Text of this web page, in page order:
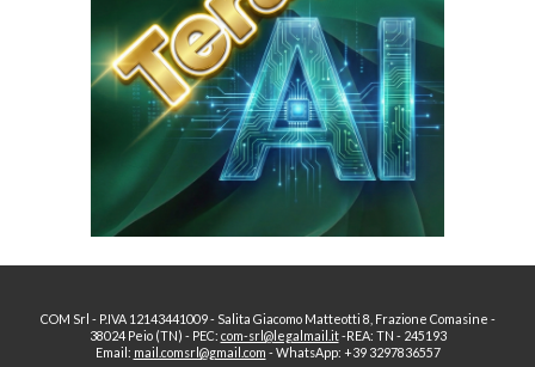
COM Srl - P.IVA 12143441009 - Salita Giacomo Matteotti 8, Frazione Comasine -
38024 Peio (TN) - PEC: com-srl@legalmail.it-REA: TN - 245193
Email: mail.comsrl@gmail.com -WhatsApp: +39 3297836557